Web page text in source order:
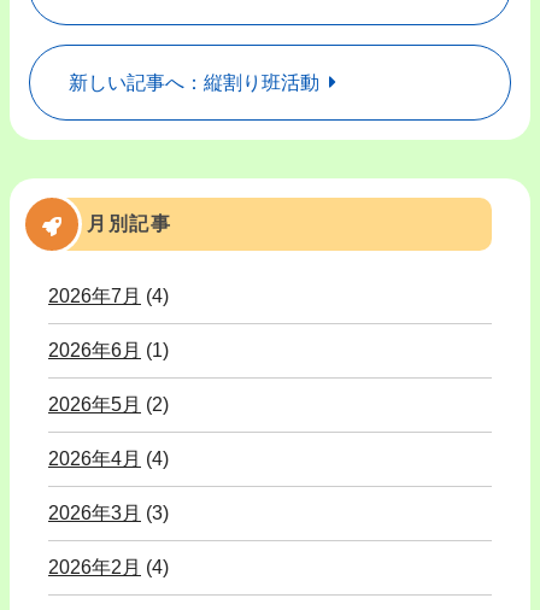
新しい記事へ：縦割り班活動
月別記事
2026年7月 (4)
2026年6月 (1)
2026年5月 (2)
2026年4月 (4)
2026年3月 (3)
2026年2月 (4)